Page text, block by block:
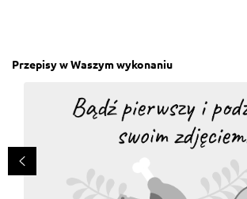
Przepisy w Waszym wykonaniu